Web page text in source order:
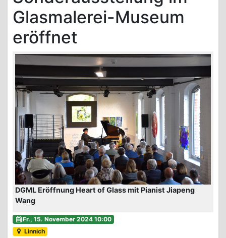
Glasmalerei-Museum
eröffnet
DGML Eröffnung Heart of Glass mit Pianist Jiapeng
Wang
Fr., 15. November 2024 10:00
Linnich